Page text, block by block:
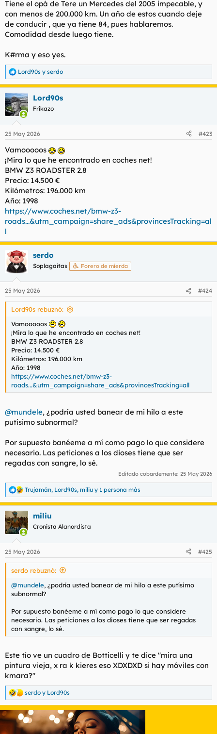
Tiene el opá de Tere un Mercedes del 2005 impecable, y
con menos de 200.000 km. Un año de estos cuando deje
de conducir , que ya tiene 84, pues hablaremos.
Comodidad desde luego tiene.
K#rma y eso yes.
R
e
c
c
i
e
:
Lord90s y serdo
Lord90s
Frikazo
25 May 2026 #423
Vamooooos
¡Mira lo que he encontrado en coches net!
BMW Z3 ROADSTER 2.8
Precio: 14.500 €
Kilómetros: 196.000 km
Año: 1998
https://www.coches.net/bmw-z3-
roads...&utm_campaign=share_ads&provincesTracking=al
l
serdo
Soplagaitas Forero de mierda
25 May 2026 #424
Lord90s rebuznó:
Vamooooos
¡Mira lo que he encontrado en coches net!
BMW Z3 ROADSTER 2.8
Precio: 14.500 €
Kilómetros: 196.000 km
Año: 1998
https://www.coches.net/bmw-z3-
roads...&utm_campaign=share_ads&provincesTracking=all
@mundele, ¿podría usted banear de mi hilo a este
putísimo subnormal?
Por supuesto banéeme a mí como pago lo que considere
necesario. Las peticiones a los dioses tiene que ser
regadas con sangre, lo sé.
Editado cobardemente: 25 May 2026
R
e
c
c
i
e
s
Trujamán, Lord90s, miliu y 1 persona más
miliu
Cronista Alanordista
25 May 2026 #425
serdo rebuznó:
@mundele, ¿podría usted banear de mi hilo a este putísimo
subnormal?
Por supuesto banéeme a mí como pago lo que considere
necesario. Las peticiones a los dioses tiene que ser regadas
con sangre, lo sé.
Este tío ve un cuadro de Botticelli y te dice "mira una
pintura vieja, x ra k kieres eso XDXDXD si hay móviles con
kmara?"
R
e
a
c
serdo y Lord90s